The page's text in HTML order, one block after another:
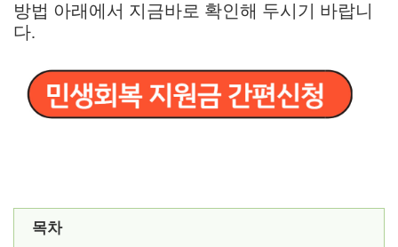
방법 아래에서 지금바로 확인해 두시기 바랍니
다.
목차